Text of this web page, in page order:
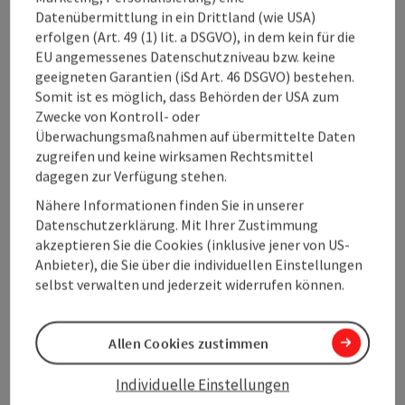
Echt mehr erfahren!
Tourismus bringt
Datenübermittlung in ein Drittland (wie USA)
erfolgen (Art. 49 (1) lit. a DSGVO), in dem kein für die
EU angemessenes Datenschutzniveau bzw. keine
geeigneten Garantien (iSd Art. 46 DSGVO) bestehen.
Somit ist es möglich, dass Behörden der USA zum
Zwecke von Kontroll- oder
Überwachungsmaßnahmen auf übermittelte Daten
zugreifen und keine wirksamen Rechtsmittel
dagegen zur Verfügung stehen.
Nähere Informationen finden Sie in unserer
Datenschutzerklärung. Mit Ihrer Zustimmung
akzeptieren Sie die Cookies (inklusive jener von US-
Anbieter), die Sie über die individuellen Einstellungen
selbst verwalten und jederzeit widerrufen können.
Individuelle Einstellungen
Allen Cookies zustimmen